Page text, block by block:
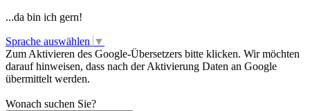
...da bin ich gern!
Sprache auswählen ▼
Zum Aktivieren des Google-Übersetzers bitte klicken. Wir möchten
darauf hinweisen, dass nach der Aktivierung Daten an Google
übermittelt werden.
Wonach suchen Sie?